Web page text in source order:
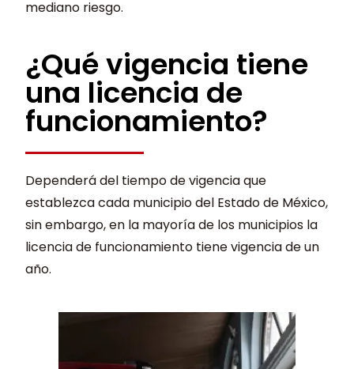
mediano riesgo.
¿Qué vigencia tiene
una licencia de
funcionamiento?
Dependerá del tiempo de vigencia que
establezca cada municipio del Estado de México,
sin embargo, en la mayoría de los municipios la
licencia de funcionamiento tiene vigencia de un
año.